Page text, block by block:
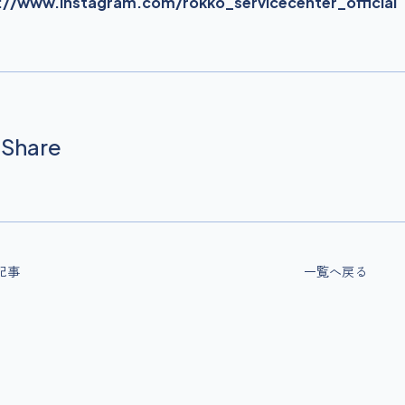
Share
事 一覧へ戻る